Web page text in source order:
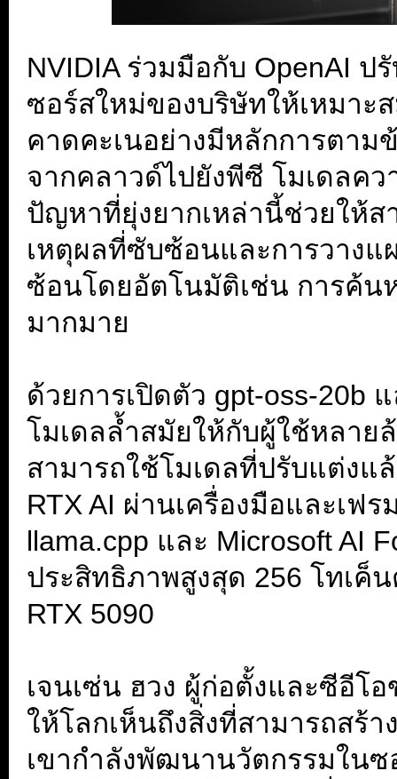
NVIDIA ร่วมมือกับ OpenAI ป
ซอร์สใหม่ของบริษัทให้เหมาะ
คาดคะเนอย่างมีหลักการตา
จากคลาวด์ไปยังพีซี โมเดลคว
ปัญหาที่ยุ่งยากเหล่านี้ช่วยให้ส
เหตุผลที่ซับซ้อนและการวาง
ซ้อนโดยอัตโนมัติเช่น การค้น
มากมาย
ด้วยการเปิดตัว gpt-oss-20b
โมเดลล้ำสมัยให้กับผู้ใช้หลา
สามารถใช้โมเดลที่ปรับแต่งแ
RTX AI ผ่านเครื่องมือและเฟ
llama.cpp และ Microsoft AI
ประสิทธิภาพสูงสุด 256 โทเค็
RTX 5090
เจนเซ่น ฮวง ผู้ก่อตั้งและซีอีโอ
ให้โลกเห็นถึงสิ่งที่สามารถสร้
เขากำลังพัฒนานวัตกรรมในซ